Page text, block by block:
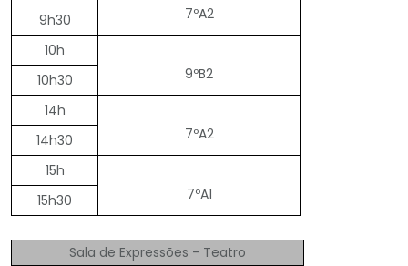
7ºA2
9h30
10h
9ºB2
10h30
14h
7ºA2
14h30
15h
7ºA1
15h30
Sala de Expressões - Teatro